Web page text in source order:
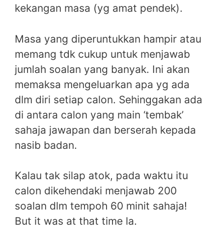
kekangan masa (yg amat pendek).
Masa yang diperuntukkan hampir atau
memang tdk cukup untuk menjawab
jumlah soalan yang banyak. Ini akan
memaksa mengeluarkan apa yg ada
dlm diri setiap calon. Sehinggakan ada
di antara calon yang main ‘tembak’
sahaja jawapan dan berserah kepada
nasib badan.
Kalau tak silap atok, pada waktu itu
calon dikehendaki menjawab 200
soalan dlm tempoh 60 minit sahaja!
But it was at that time la.